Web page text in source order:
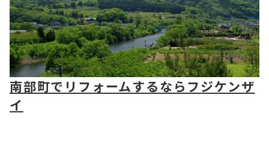
南部町でリフォームするならフジケンザ
イ